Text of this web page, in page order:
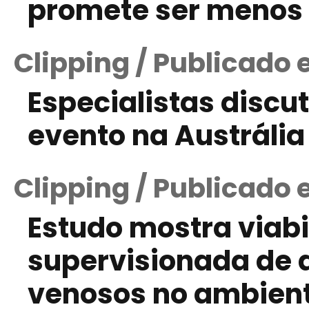
promete ser
Clipping / Publicado
Especialistas
evento na Austrália
Clipping / Publicado
Estudo mostra
supervisionada
venosos no